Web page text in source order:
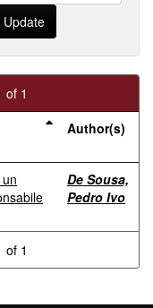
of 1
Author(s)
De Sousa,
Pedro Ivo
of 1